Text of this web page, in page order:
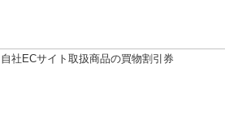
自社ECサイト取扱商品の買物割引券